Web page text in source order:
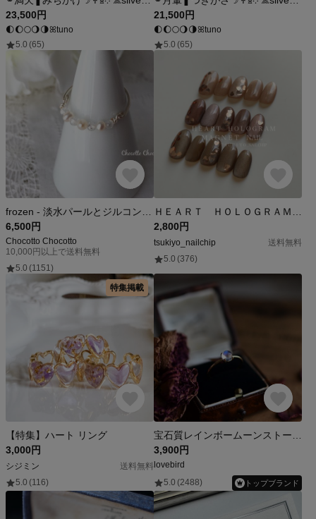
23,500円
🌓🌔🌕🌖🌗ꕤtuno
5.0 (65)
21,500円
🌓🌔🌕🌖🌗ꕤtuno
5.0 (65)
6,500円
Chocotto Chocotto
10,000円以上で送料無料
5.0 (1151)
2,800円
tsukiyo_nailchip
送料無料
5.0 (376)
特集掲載
【特集】ハート リング
3,000円
シジミン
送料無料
5.0 (116)
3,900円
lovebird
5.0 (2488) トップブランド